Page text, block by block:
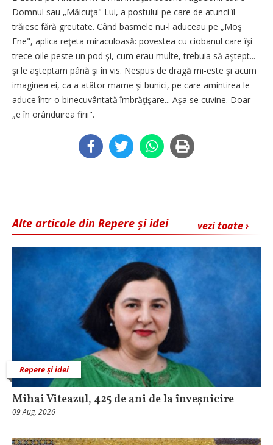
Domnul sau „Măicuţa" Lui, a postului pe care de atunci îl
trăiesc fără greutate. Când basmele nu-l aduceau pe „Moş
Ene", aplica reţeta miraculoasă: povestea cu ciobanul care îşi
trece oile peste un pod şi, cum erau multe, trebuia să aştept...
şi le aşteptam până şi în vis. Nespus de dragă mi-este şi acum
imaginea ei, ca a atâtor mame şi bunici, pe care amintirea le
aduce într-o binecuvântată îmbrăţişare... Aşa se cuvine. Doar
„e în orânduirea firii".
vezi toate ›
Alte articole din Repere și idei
Repere și idei
Mihai Viteazul, 425 de ani de la înveșnicire
09 Aug, 2026